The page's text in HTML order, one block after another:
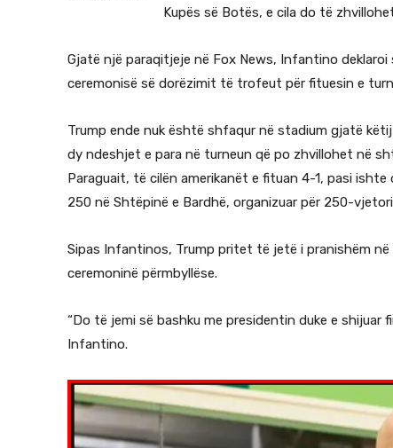
Kupës së Botës, e cila do të
Gjatë një paraqitjeje në Fox News, Infantino
ceremonisë së dorëzimit të trofeut për fituesin e
Trump ende nuk është shfaqur në stadium gjatë
dy ndeshjet e para në turneun që po zhvillohet në
Paraguait, të cilën amerikanët e fituan 4-1, pasi
250 në Shtëpinë e Bardhë, organizuar për 250-
Sipas Infantinos, Trump pritet të jetë i pranishëm
ceremoninë përmbyllëse.
“Do të jemi së bashku me presidentin duke e
Infantino.